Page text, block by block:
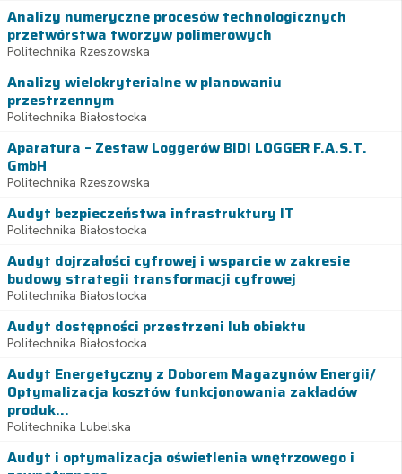
Analizy numeryczne procesów technologicznych
przetwórstwa tworzyw polimerowych
Politechnika Rzeszowska
Analizy wielokryterialne w planowaniu
przestrzennym
Politechnika Białostocka
Aparatura – Zestaw Loggerów BIDI LOGGER F.A.S.T.
GmbH
Politechnika Rzeszowska
Audyt bezpieczeństwa infrastruktury IT
Politechnika Białostocka
Audyt dojrzałości cyfrowej i wsparcie w zakresie
budowy strategii transformacji cyfrowej
Politechnika Białostocka
Audyt dostępności przestrzeni lub obiektu
Politechnika Białostocka
Audyt Energetyczny z Doborem Magazynów Energii/
Optymalizacja kosztów funkcjonowania zakładów
produk...
Politechnika Lubelska
Audyt i optymalizacja oświetlenia wnętrzowego i